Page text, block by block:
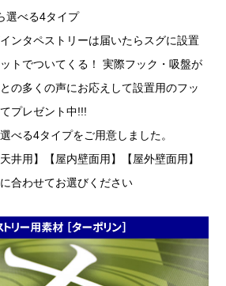
選べる4タイプ
ンタペストリーは届いたらスグに設置
トでついてくる！ 実際フック・吸盤が
の多くの声にお応えして設置用のフッ
プレゼント中!!!
べる4タイプをご用意しました。
井用】【屋内壁面用】【屋外壁面用】
合わせてお選びください